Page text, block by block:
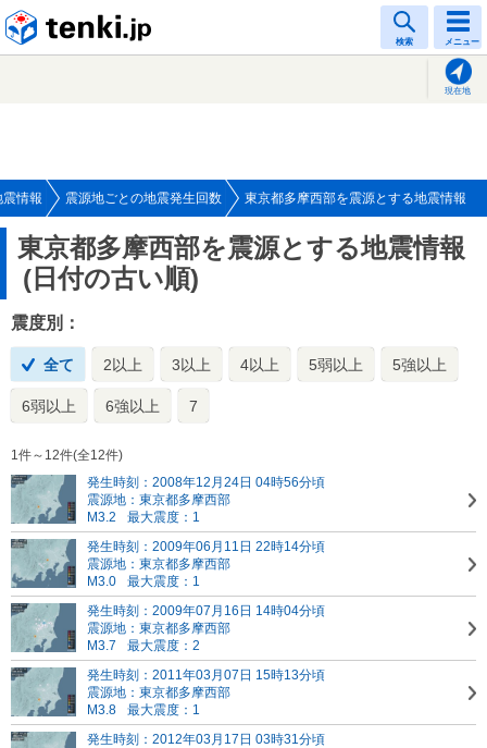
検索 メニュー
現在地
震情報 震源地ごとの地震発生回数 東京都多摩西部を震源とする地震情報
東京都多摩西部を震源とする地震情報
(日付の古い順)
震度別：
全て 2以上 3以上 4以上 5弱以上 5強以上
6弱以上 6強以上 7
1件～12件(全12件)
発生時刻：2008年12月24日 04時56分頃
震源地：東京都多摩西部
M3.2
最大震度：1
発生時刻：2009年06月11日 22時14分頃
震源地：東京都多摩西部
M3.0
最大震度：1
発生時刻：2009年07月16日 14時04分頃
震源地：東京都多摩西部
M3.7
最大震度：2
発生時刻：2011年03月07日 15時13分頃
震源地：東京都多摩西部
M3.8
最大震度：1
発生時刻：2012年03月17日 03時31分頃